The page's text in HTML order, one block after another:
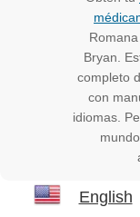
Bryan.
completo
con
idiomas.
English